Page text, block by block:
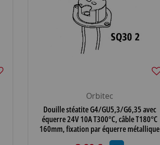
Orbitec
Douille stéatite G4/GU5,3/G6,35 avec
équerre 24V 10A T300°C, câble T180°C
160mm, fixation par équerre métallique
pour vis M3 (14